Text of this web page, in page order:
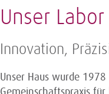
Unser Labor
Innovation,
Unser Haus wurde
Gemeinschaftspraxis